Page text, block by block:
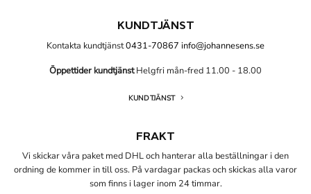
KUNDTJÄNST
Kontakta kundtjänst0431-70867 info@johannesens.se
Öppettider kundtjänstHelgfri mån-fred 11.00 - 18.00
KUNDTJÄNST
FRAKT
Vi skickar våra paket med DHL och hanterar alla beställningar i den
ordning de kommer in till oss. På vardagar packas och skickas alla varor
som finns i lager inom 24 timmar.